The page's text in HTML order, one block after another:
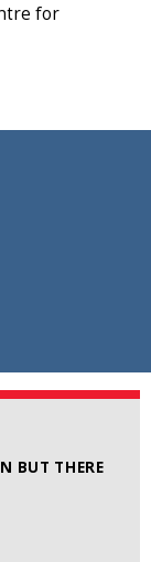
BUT THERE
for